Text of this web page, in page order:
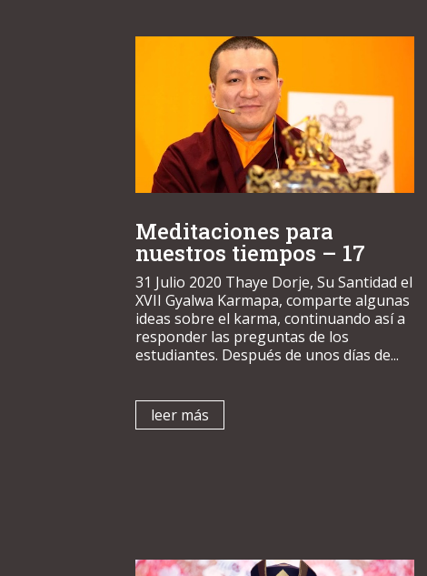
Meditaciones para
nuestros tiempos – 17
31 Julio 2020 Thaye Dorje, Su Santidad el
XVII Gyalwa Karmapa, comparte algunas
ideas sobre el karma, continuando así a
responder las preguntas de los
estudiantes. Después de unos días de...
leer más